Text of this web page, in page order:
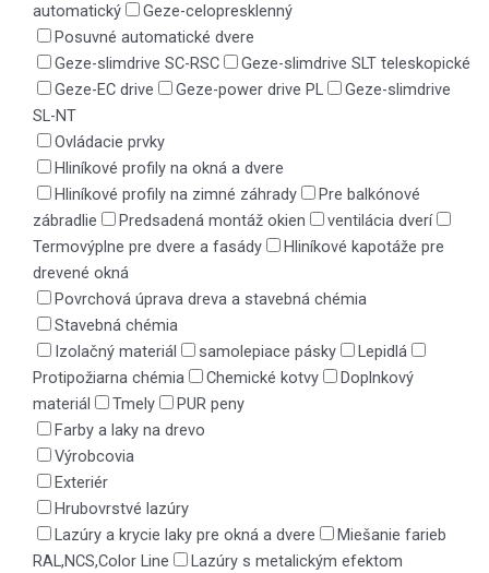
automatický
Geze-celopresklenný
Posuvné automatické dvere
Geze-slimdrive SC-RSC
Geze-slimdrive SLT teleskopické
Geze-EC drive
Geze-power drive PL
Geze-slimdrive
SL-NT
Ovládacie prvky
Hliníkové profily na okná a dvere
Hliníkové profily na zimné záhrady
Pre balkónové
zábradlie
Predsadená montáž okien
ventilácia dverí
Termovýplne pre dvere a fasády
Hliníkové kapotáže pre
drevené okná
Povrchová úprava dreva a stavebná chémia
Stavebná chémia
Izolačný materiál
samolepiace pásky
Lepidlá
Protipožiarna chémia
Chemické kotvy
Doplnkový
materiál
Tmely
PUR peny
Farby a laky na drevo
Výrobcovia
Exteriér
Hrubovrstvé lazúry
Lazúry a krycie laky pre okná a dvere
Miešanie farieb
RAL,NCS,Color Line
Lazúry s metalickým efektom